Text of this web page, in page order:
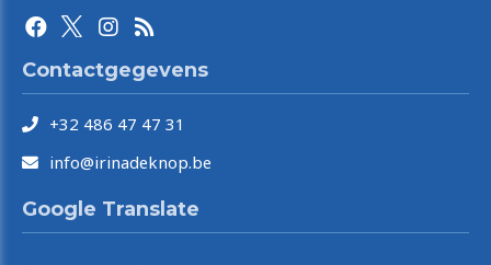
Contactgegevens
+32 486 47 47 31
info@irinadeknop.be
Google Translate